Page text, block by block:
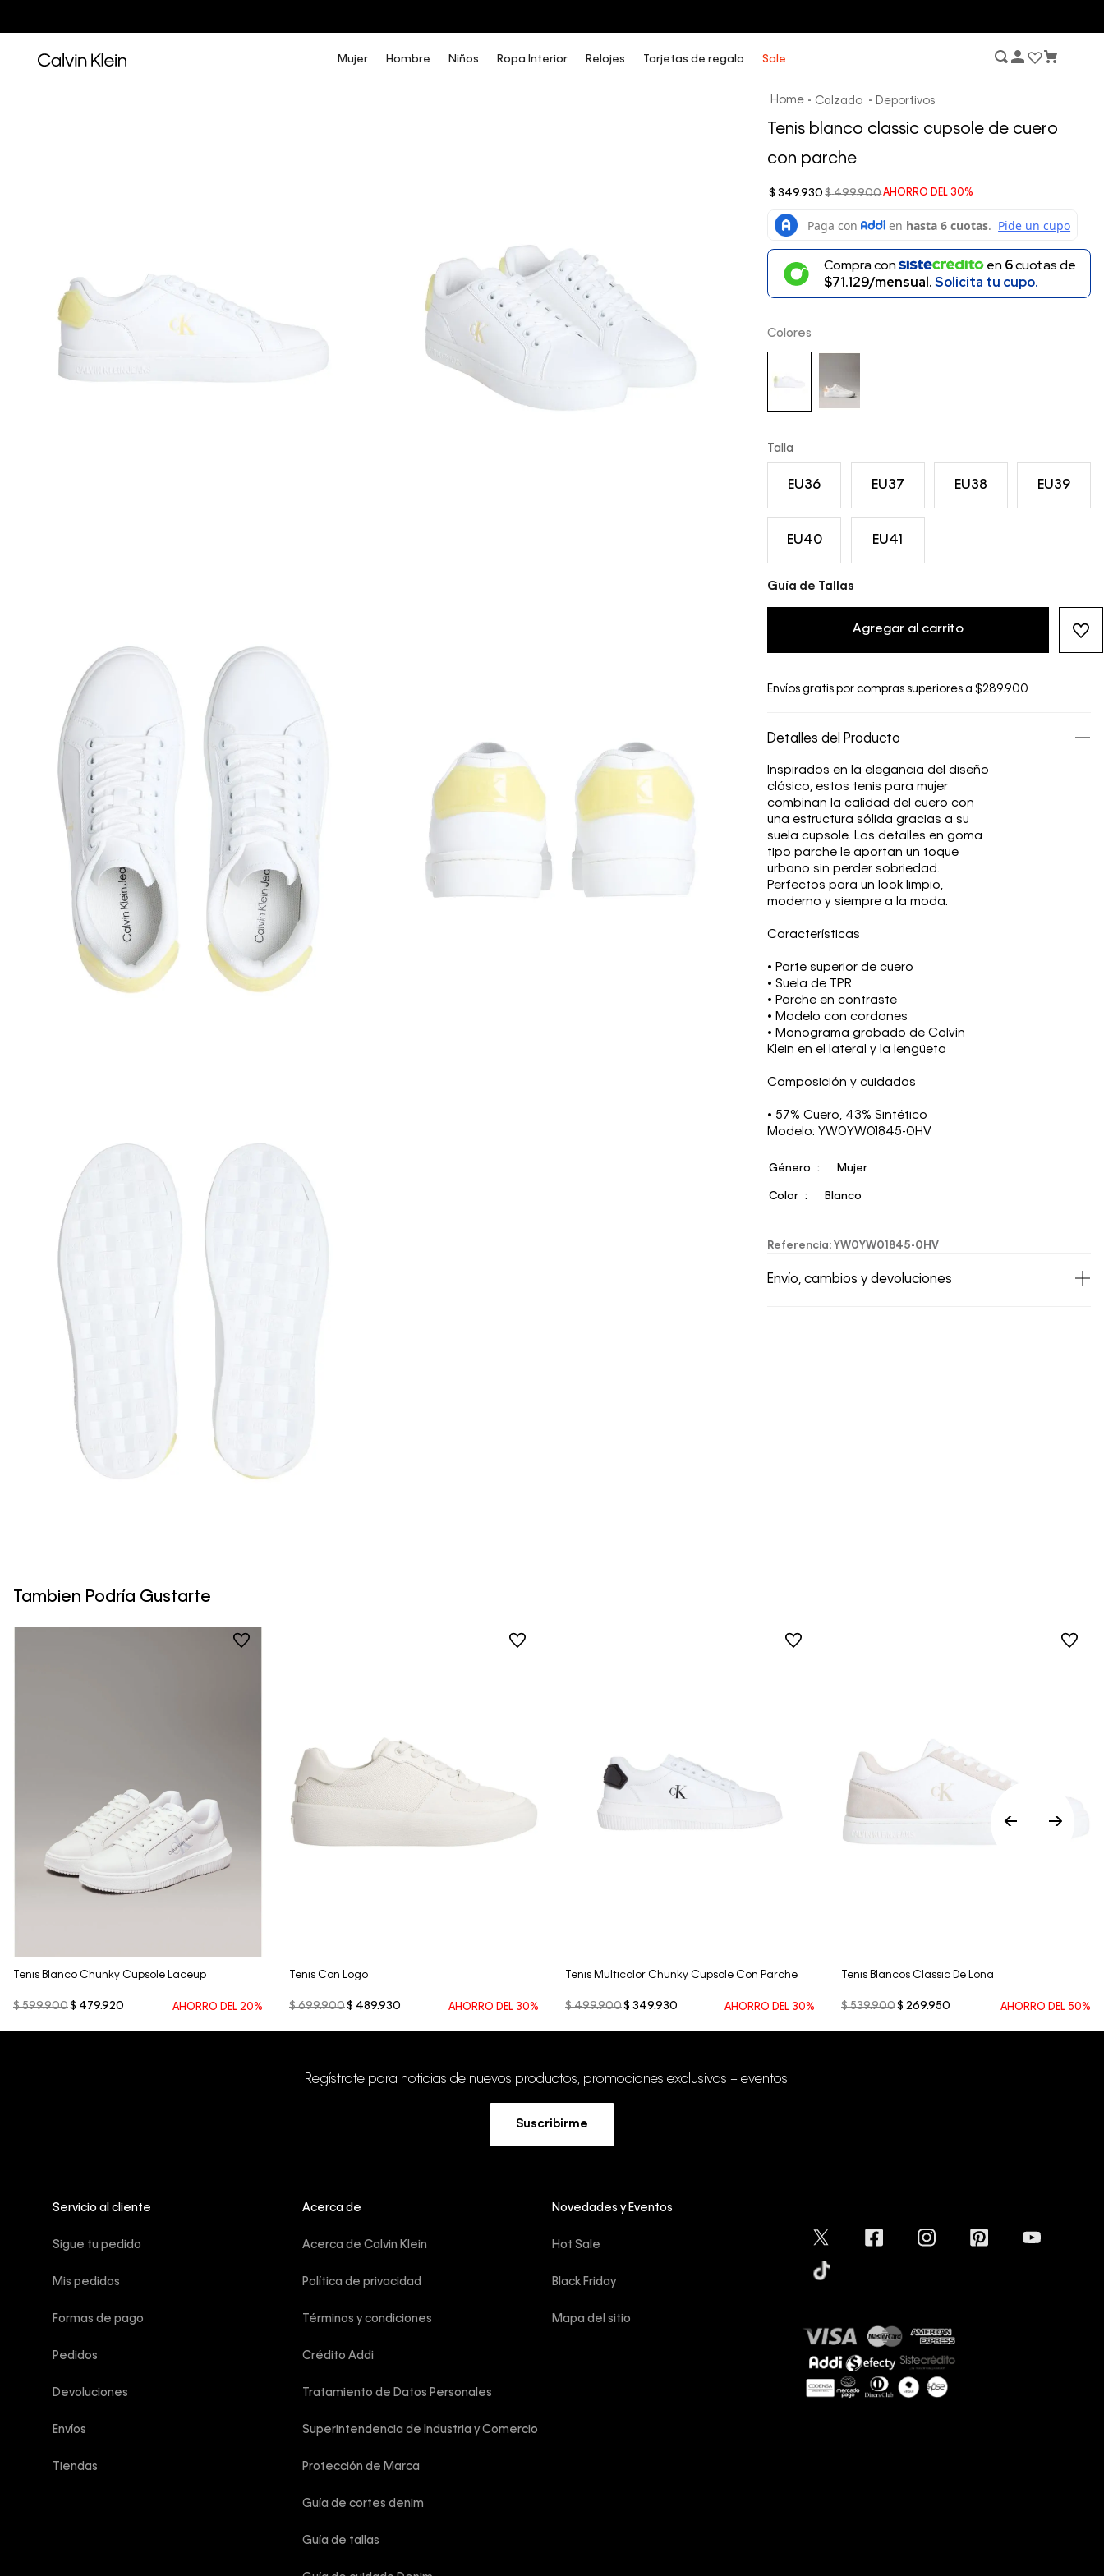
Mujer Hombre Niños Ropa Interior Relojes Tarjetas de regalo Sale
Calzado Deportivos
Tenis blanco classic cupsole de cuero
con parche
AHORRO DEL30%
$ 499.900
$ 349.930
Compra con en 6cuotas de
$71.129/mensual.Solicita tu cupo.
Colores
Talla
EU36 EU37 EU38 EU39
EU40 EU41
Guía de Tallas
Agregar al carrito
Envíos gratis por compras superiores a $289.900
Detalles del Producto
Inspirados en la elegancia del diseño
clásico, estos tenis para mujer
combinan la calidad del cuero con
una estructura sólida gracias a su
suela cupsole. Los detalles en goma
tipo parche le aportan un toque
urbano sin perder sobriedad.
Perfectos para un look limpio,
moderno y siempre a la moda.
Características
• Parte superior de cuero
• Suela de TPR
• Parche en contraste
• Modelo con cordones
• Monograma grabado de Calvin
Klein en el lateral y la lengüeta
Composición y cuidados
• 57% Cuero, 43% Sintético
Modelo: YW0YW01845-0HV
Género Mujer
Color Blanco
Referencia: YW0YW01845-0HV
Envío, cambios y devoluciones
Tambien Podría Gustarte
Tenis Blanco Chunky Cupsole Laceup
$ 599.900$ 479.920 AHORRO DEL 20%
Tenis Con Logo
$ 699.900$ 489.930 AHORRO DEL 30%
Tenis Multicolor Chunky Cupsole Con Parche
$ 499.900$ 349.930 AHORRO DEL 30%
Tenis Blancos Classic De Lona
$ 539.900$ 269.950 AHORRO DEL 50%
Regístrate para noticias de nuevos productos, promociones exclusivas + eventos
Suscribirme
Servicio al cliente
Sigue tu pedido
Mis pedidos
Formas de pago
Pedidos
Devoluciones
Envíos
Tiendas
Acerca de
Acerca de Calvin Klein
Política de privacidad
Términos y condiciones
Crédito Addi
Tratamiento de Datos Personales
Superintendencia de Industria y Comercio
Protección de Marca
Guía de cortes denim
Guía de tallas
Novedades y Eventos
Hot Sale
Black Friday
Mapa del sitio